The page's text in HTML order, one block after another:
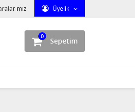
Üyelik
Sepetim
0